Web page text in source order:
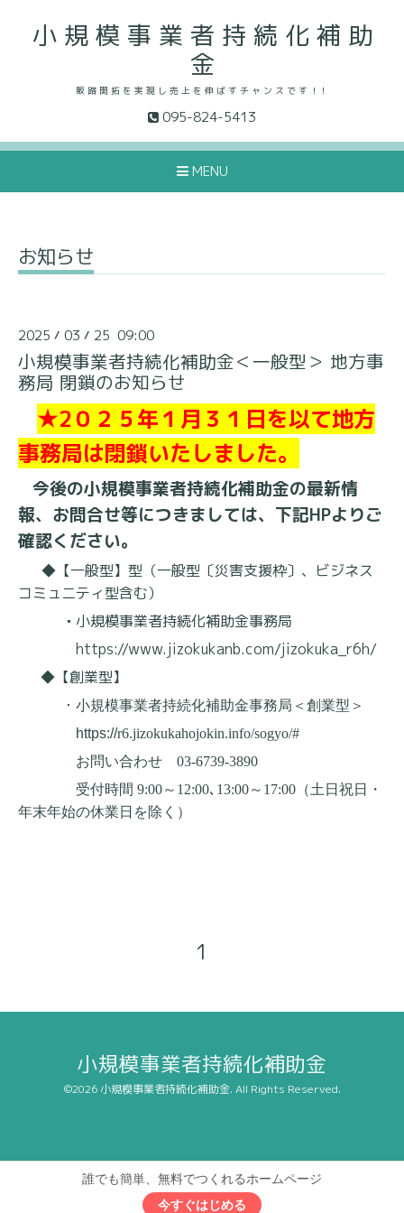
小 規 模 事 業 者 持 続 化 補 助
金
販 路 開 拓 を 実 現 し 売 上 を 伸 ば す チ ャ ン ス で す ！！
095-824-5413
MENU
お知らせ
2025 / 03 / 25 09:00
小規模事業者持続化補助金＜一般型＞ 地方事
務局 閉鎖のお知らせ
★2０２５年１月３１日を以て地方
事務局は閉鎖いたしました。
今後の小規模事業者持続化補助金の最新情
報、お問合せ等につきましては、下記HPよりご
確認ください。
◆【一般型】型（一般型〔災害支援枠〕、ビジネス
コミュニティ型含む）
・ 小規模事業者持続化補助金事務局
https://www.jizokukanb.com/jizokuka_r6h/
◆【創業型】
・ 小規模事業者持続化補助金事務局＜創業型＞
https://r6.jizokukahojokin.info/sogyo/#
お問い合わせ 03-6739-3890
受付時間 9:00～ 12:00､ 13:00～ 17:00（土日祝日・
年末年始の休業日を除く）
1
小規模事業者持続化補助金
©2026小規模事業者持続化補助金. All Rights Reserved.
誰でも簡単、無料でつくれるホームページ
今すぐはじめる